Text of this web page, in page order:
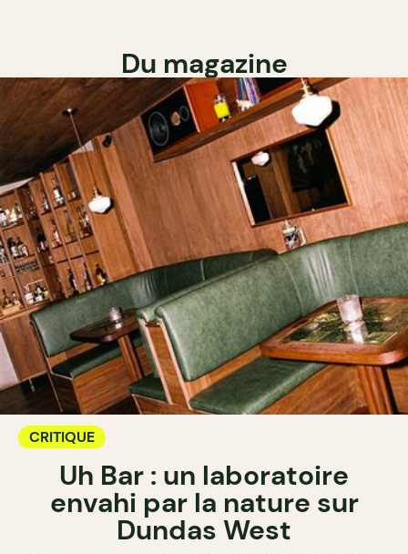
Du magazine
CRITIQUE
Uh Bar : un laboratoire
envahi par la nature sur
Dundas West